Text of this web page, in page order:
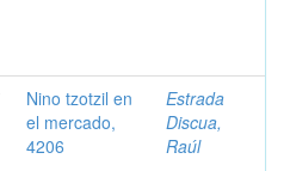
Nino tzotzil en
el mercado,
4206
Estrada
Discua,
Raúl